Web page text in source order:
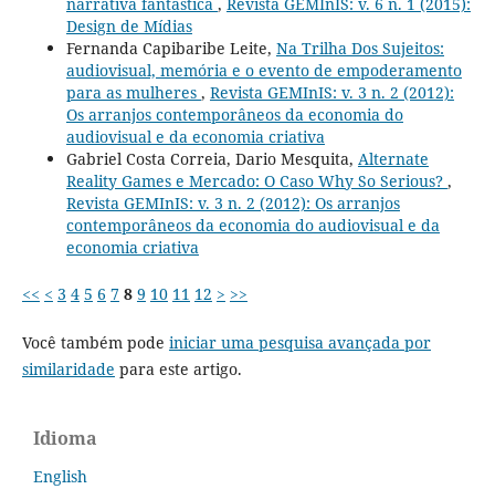
narrativa fantástica , Revista GEMInIS: v. 6 n. 1 (2015):
Design de Mídias
Fernanda Capibaribe Leite, Na Trilha Dos Sujeitos:
audiovisual, memória e o evento de empoderamento
para as mulheres , Revista GEMInIS: v. 3 n. 2 (2012):
Os arranjos contemporâneos da economia do
audiovisual e da economia criativa
Gabriel Costa Correia, Dario Mesquita, Alternate
Reality Games e Mercado: O Caso Why So Serious? ,
Revista GEMInIS: v. 3 n. 2 (2012): Os arranjos
contemporâneos da economia do audiovisual e da
economia criativa
<< < 3 4 5 6 7 8 9 10 11 12 > >>
Você também pode iniciar uma pesquisa avançada por
similaridade para este artigo.
Idioma
English